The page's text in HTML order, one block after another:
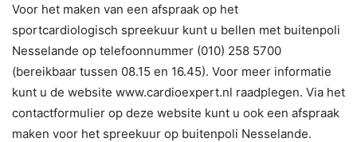
Voor het maken van een afspraak op het
sportcardiologisch spreekuur kunt u bellen met buitenpoli
Nesselande op telefoonnummer (010) 258 5700
(bereikbaar tussen 08.15 en 16.45). Voor meer informatie
kunt u de website www.cardioexpert.nl raadplegen. Via het
contactformulier op deze website kunt u ook een afspraak
maken voor het spreekuur op buitenpoli Nesselande.